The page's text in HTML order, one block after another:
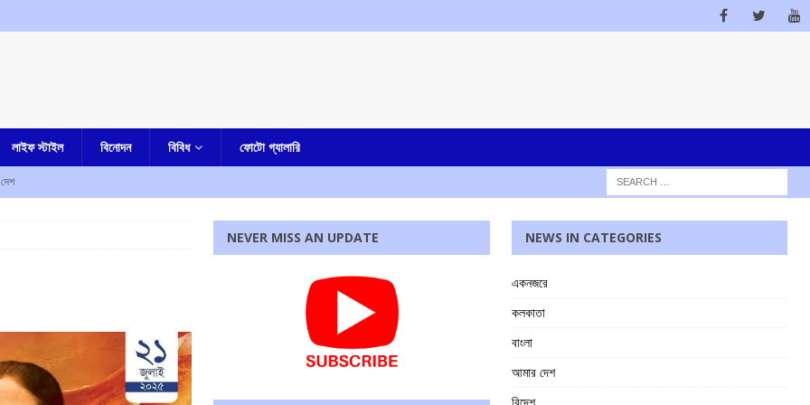
লাইফ স্টাইল বিনোদন বিবিধ ফোটো গ্যালারি
পুলিশ সুপার কী বললেন
শ্রমিক সংগঠনের
আমার বাংলা
উত্তেজনা ডোমজুর এলাকায়.. বাংলা
NEVER MISS AN UPDATE NEWS IN CATEGORIES
একনজরে
কলকাতা
বাংলা
আমার দেশ